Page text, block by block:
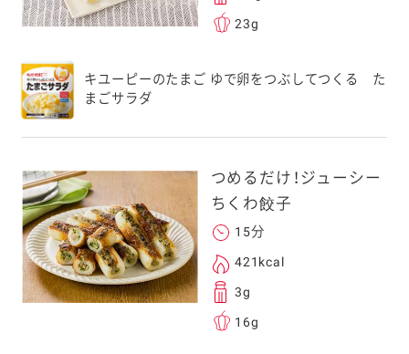
るとアクセス
スマートフォン
」を受信を許可
ご利用ください。
ドメイン指定受信
します。
レスは、本サービ
。当社はこの情報
ことはございませ
23g
キユーピーのたまご ゆで卵をつぶしてつくる た
まごサラダ
つめるだけ！ジューシー
ちくわ餃子
15分
421kcal
3g
16g